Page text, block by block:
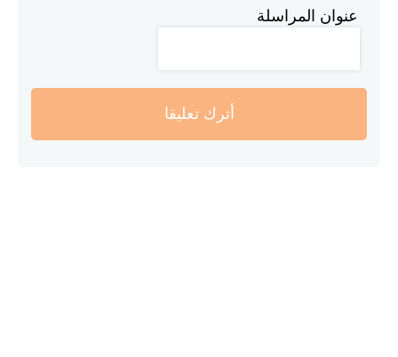
عنوان المراسلة
أترك تعليقا